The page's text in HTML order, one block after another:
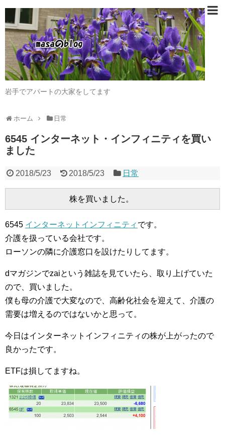
岩手でアパートの大家をしてます
ホーム 日常
6545 インターネット・インフィニティを買い
ました
2018/5/23 2018/5/23 日常
6545 インターネットインフィニティ です。
介護を扱っている会社です。
ローソンの隣に介護窓口を設けたりしてます。
dマガジンでzaiという雑誌を見ていたら、取り上げていた
ので、買いました。
僕も母の介護で大変なので、高齢化社会を迎えて、介護の
需要は増えるのではないかと思って。
今日はインターネットインフィニティの株が上がったので
良かったです。
ETFは損してますね。